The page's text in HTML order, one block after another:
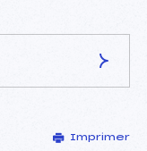
SEBASTIEN
Imprimer